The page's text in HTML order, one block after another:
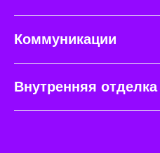
Коммуникации
Внутренняя отделка